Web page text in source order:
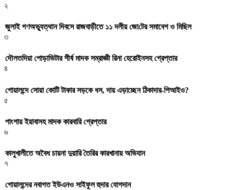
২
জুলাই গণঅভ্যুত্থান দিবসে রাজবাড়ীতে ১১ দলীয় জো‌টের সমাবেশ ও মি‌ছিল
৩
দৌলতদিয়া পোড়াভিটার শীর্ষ মাদক সম্রাজ্ঞী রিনা হেরোইনসহ গ্রেপ্তার
৪
গোয়ালন্দে সোয়া কোটি টাকার সড়কে ধস, দায় এড়াচ্ছেন ঠিকাদার-পিআইও?
৫
পাংশায় ইয়াবাসহ মাদক কারবারি গ্রেপ্তার
৬
কালুখালীতে অবৈধ চায়না দুয়ারি তৈরির কারখানায় অভিযান
৭
গোয়ালন্দের নবাগত ইউএনও সাইফুল হুদার যোগদান